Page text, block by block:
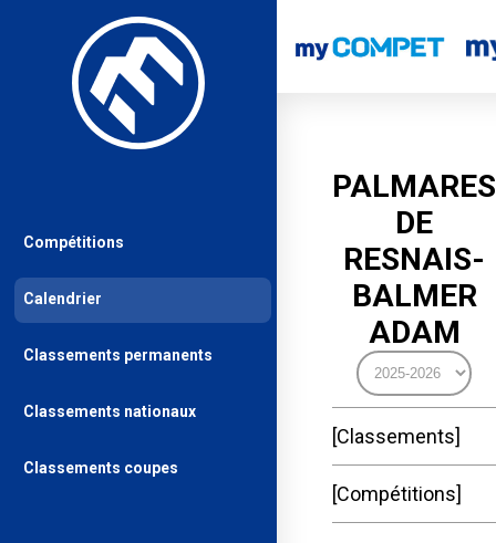
PALMARES
DE
RESNAIS-
BALMER
ADAM
Classements
Compétitions
Compétitions
Calendrier
Classements permanents
Classements nationaux
Classements coupes